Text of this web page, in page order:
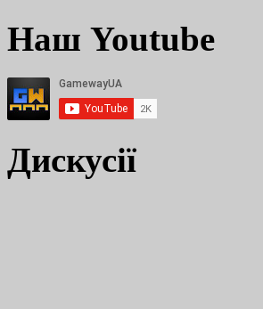
Наш Youtube
Дискусії